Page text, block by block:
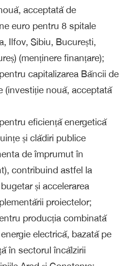
acceptată de
euro pentru 8 spitale
Ilfov, Sibiu, București,
(menținere finanțare);
capitalizarea Băncii de
(investiție nouă, acceptată
eficiență energetică
și clădiri publice
de împrumut în
contribuind astfel la
și accelerarea
proiectelor;
producția combinată
electrică, bazată pe
în sectorul încălzirii